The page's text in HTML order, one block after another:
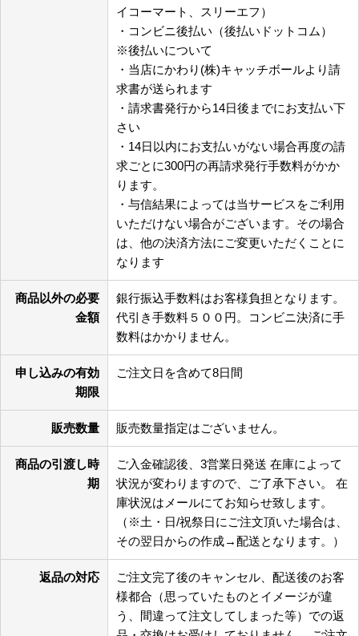
イコーマート、スリーエフ）
・コンビニ後払い（後払いドットコム）
※後払いについて
・当店にかわり(株)キャッチボールより請
求書が送られます
・請求書発行から14日後までにお支払い下
さい
・14日以内にお支払いがない場合再度の請
求ごとに300円の再請求発行手数料がかか
ります。
・与信結果によっては当サービスをご利用
いただけない場合がございます。その場合
は、他の決済方法にご変更いただくことに
なります
商品以外の必要
金額
銀行振込手数料はお客様負担となります。
代引き手数料５００円。コンビニ決済に手
数料はかかりません。
申し込みの有効
期限
ご注文日を含めて8日間
販売数量 販売数量指定はございません。
商品の引渡し時
期
ご入金確認後、3営業日発送 在庫によって
状況が変わりますので、ご了承下さい。 在
庫状況はメールにてお知らせ致します。
（※土・日/祝祭日にご注文頂いた場合は、
その翌日からの作成→配送となります。）
返品の対応
ご注文完了後のキャンセル、配送後のお客
様都合（思っていたものとイメージが違
う、間違って注文してしまった等）での返